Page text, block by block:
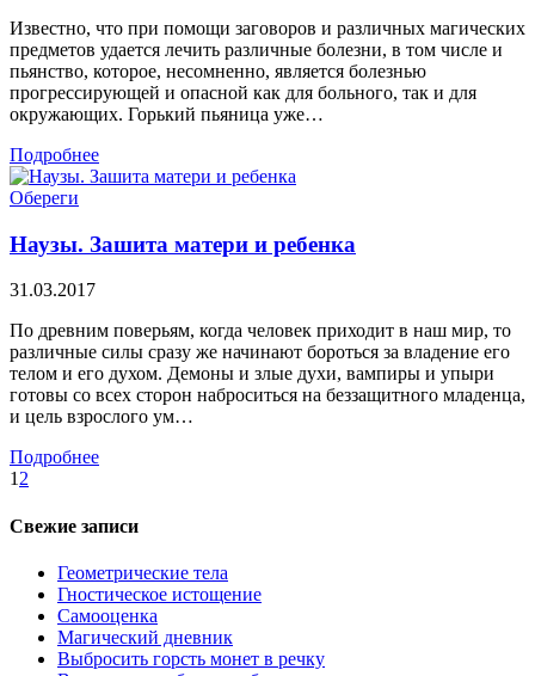
Известно, что при помощи заговоров и различных магических
предметов удается лечить различные болезни, в том числе и
пьянство, которое, несомненно, является болезнью
прогрессирующей и опасной как для больного, так и для
окружающих. Горький пьяница уже…
Подробнее
Обереги
Наузы. Зашита матери и ребенка
31.03.2017
По древним поверьям, когда человек приходит в наш мир, то
различные силы сразу же начинают бороться за владение его
телом и его духом. Демоны и злые духи, вампиры и упыри
готовы со всех сторон наброситься на беззащитного младенца,
и цель взрослого ум…
Подробнее
1 2
Свежие записи
Геометрические тела
Гностическое истощение
Самооценка
Магический дневник
Выбросить горсть монет в речку